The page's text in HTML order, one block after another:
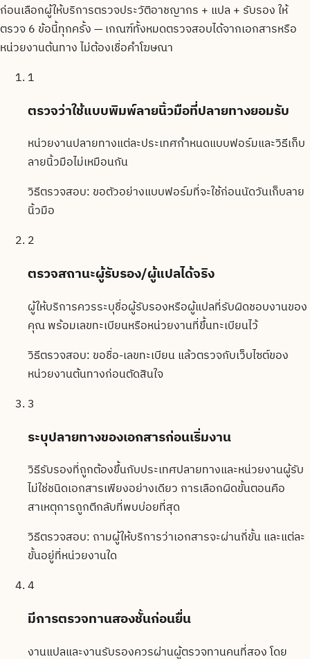
ก่อนเลือกผู้ให้บริการตรวจประวัติอาชญากร + แปล + รับรอง ให้
ตรวจ 6 ข้อนี้ทุกครั้ง — เกณฑ์ทั้งหมดตรวจสอบได้จากเอกสารหรือ
หน่วยงานต้นทาง ไม่ต้องเชื่อคำโฆษณา
1
ตรวจว่าใช้แบบพิมพ์ลายนิ้วมือที่ปลายทางยอมรับ
หน่วยงานปลายทางแต่ละประเทศกำหนดแบบฟอร์มและวิธีเก็บ
ลายนิ้วมือไม่เหมือนกัน
วิธีตรวจสอบ: ขอตัวอย่างแบบฟอร์มที่จะใช้ก่อนนัดวันเก็บลาย
นิ้วมือ
2
ตรวจสถานะผู้รับรอง/ผู้แปลได้จริง
ผู้ให้บริการควรระบุชื่อผู้รับรองหรือผู้แปลที่รับผิดชอบงานของ
คุณ พร้อมเลขทะเบียนหรือหน่วยงานที่ขึ้นทะเบียนไว้
วิธีตรวจสอบ: ขอชื่อ-เลขทะเบียน แล้วตรวจกับเว็บไซต์ของ
หน่วยงานต้นทางก่อนตัดสินใจ
3
ระบุปลายทางของเอกสารก่อนเริ่มงาน
วิธีรับรองที่ถูกต้องขึ้นกับประเทศปลายทางและหน่วยงานผู้รับ
ไม่ใช่ชนิดเอกสารเพียงอย่างเดียว การเลือกผิดขั้นตอนคือ
สาเหตุการถูกตีกลับที่พบบ่อยที่สุด
วิธีตรวจสอบ: ถามผู้ให้บริการว่าเอกสารจะผ่านกี่ขั้น และแต่ละ
ขั้นอยู่ที่หน่วยงานใด
4
มีการตรวจทานสองชั้นก่อนยื่น
งานแปลและงานรับรองควรผ่านผู้ตรวจทานคนที่สอง โดย